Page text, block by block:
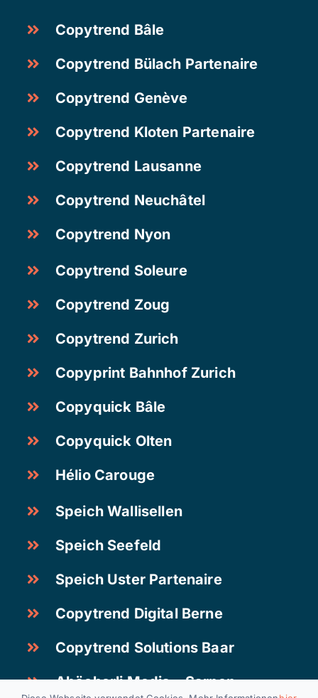
Copytrend Bâle
Copytrend Bülach Partenaire
Copytrend Genève
Copytrend Kloten Partenaire
Copytrend Lausanne
Copytrend Neuchâtel
Copytrend Nyon
Copytrend Soleure
Copytrend Zoug
Copytrend Zurich
Copyprint Bahnhof Zurich
Copyquick Bâle
Copyquick Olten
Hélio Carouge
Speich Wallisellen
Speich Seefeld
Speich Uster Partenaire
Copytrend Digital Berne
Copytrend Solutions Baar
Abächerli Media – Sarnen